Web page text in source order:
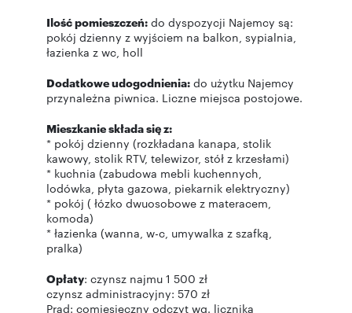
Ilość pomieszczeń: do dyspozycji Najemcy są:
pokój dzienny z wyjściem na balkon, sypialnia,
łazienka z wc, holl
Dodatkowe udogodnienia: do użytku Najemcy
przynależna piwnica. Liczne miejsca postojowe.
Mieszkanie składa się z:
* pokój dzienny (rozkładana kanapa, stolik
kawowy, stolik RTV, telewizor, stół z krzesłami)
* kuchnia (zabudowa mebli kuchennych,
lodówka, płyta gazowa, piekarnik elektryczny)
* pokój ( łózko dwuosobowe z materacem,
komoda)
* łazienka (wanna, w-c, umywalka z szafką,
pralka)
Opłaty: czynsz najmu 1 500 zł
czynsz administracyjny: 570 zł
Prąd: comiesięczny odczyt wg. licznika